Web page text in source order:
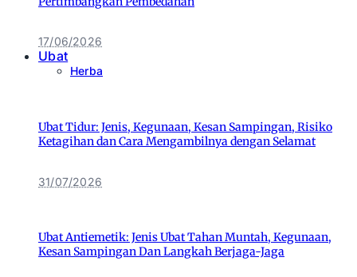
17/06/2026
Ubat
Herba
Ubat Tidur: Jenis, Kegunaan, Kesan Sampingan, Risiko
Ketagihan dan Cara Mengambilnya dengan Selamat
31/07/2026
Ubat Antiemetik: Jenis Ubat Tahan Muntah, Kegunaan,
Kesan Sampingan Dan Langkah Berjaga-Jaga